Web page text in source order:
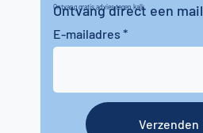
Ontvang gratis advies tegen kalk
Ontvang direct een mail
E-mailadres
Verzenden